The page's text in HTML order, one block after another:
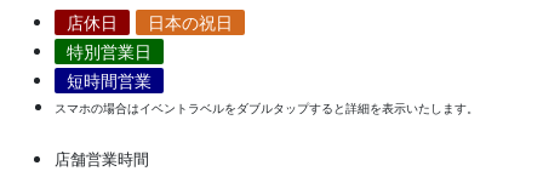
店休日
日本の祝日
特別営業日
短時間営業
スマホの場合はイベントラベルをダブルタップすると詳細を表示いたします。
店舗営業時間